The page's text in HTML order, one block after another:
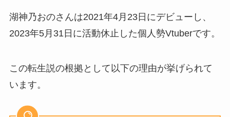
湖神乃おのさんは2021年4月23日にデビューし、
2023年5月31日に活動休止した個人勢Vtuberです。
この転生説の根拠として以下の理由が挙げられて
います。